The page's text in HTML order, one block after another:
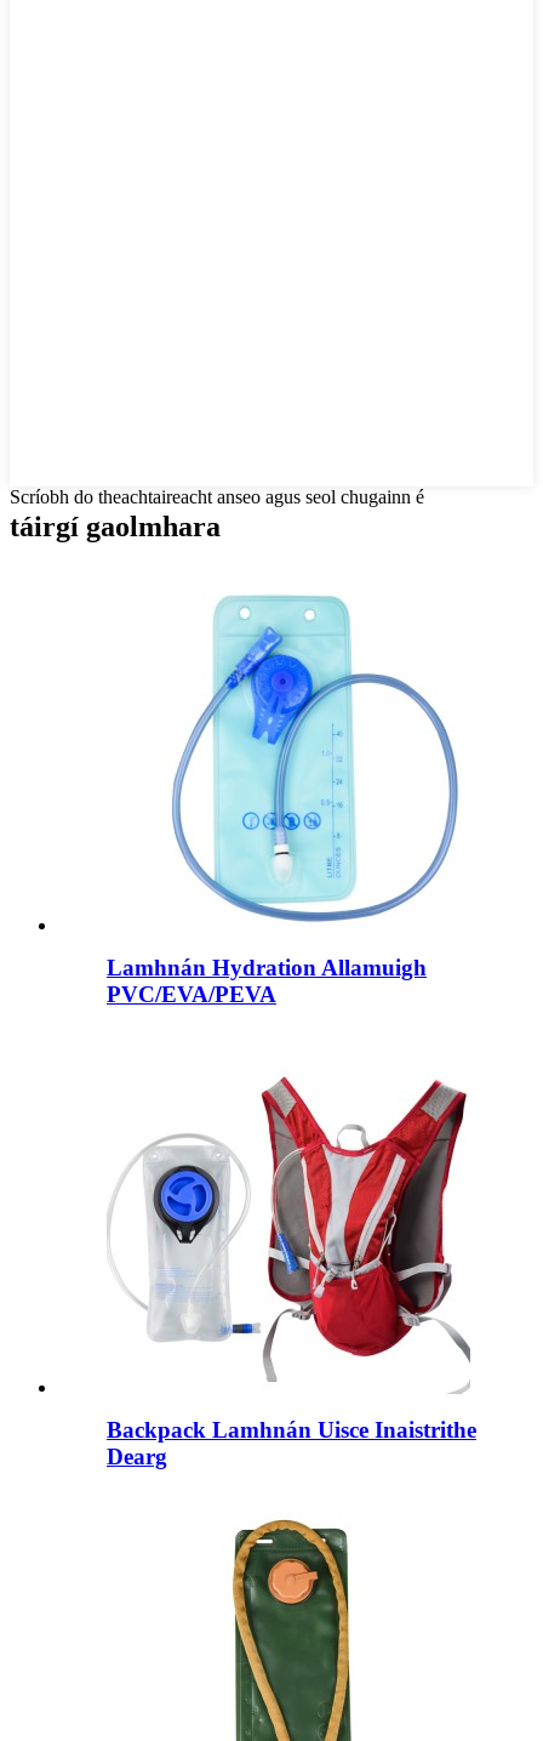
Scríobh do theachtaireacht anseo agus seol chugainn é
táirgí gaolmhara
Lamhnán Hydration Allamuigh
PVC/EVA/PEVA
Backpack Lamhnán Uisce Inaistrithe
Dearg